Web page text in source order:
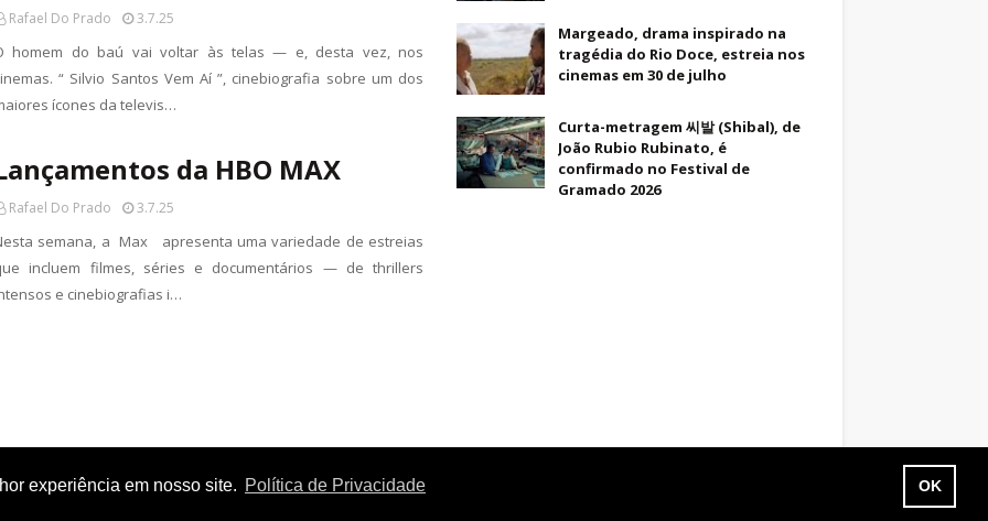
experiência em nosso site. Política de Privacidade OK
Rafael Do Prado 3.7.25
homem do baú vai voltar às telas — e, desta vez, nos
“ Silvio Santos Vem Aí ”, cinebiografia sobre um dos
ícones da televis…
da HBO MAX
Rafael Do Prado 3.7.25
semana, a Max apresenta uma variedade de estreias
incluem filmes, séries e documentários — de thrillers
e cinebiografias i…
Margeado, drama inspirado na
tragédia do Rio Doce, estreia nos
cinemas em 30 de julho
Curta-metragem 씨발 (Shibal), de
João Rubio Rubinato, é
confirmado no Festival de
Gramado 2026
Home Contato